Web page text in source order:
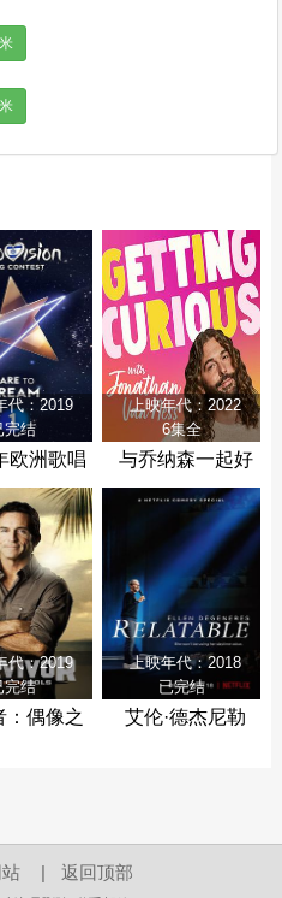
代：2019
完结
欧洲歌唱
赛
上映年代：2022
6集全
与乔纳森一起好
奇
代：2019
完结
：偶像之
上映年代：2018
已完结
艾伦·德杰尼勒
| 返回顶部